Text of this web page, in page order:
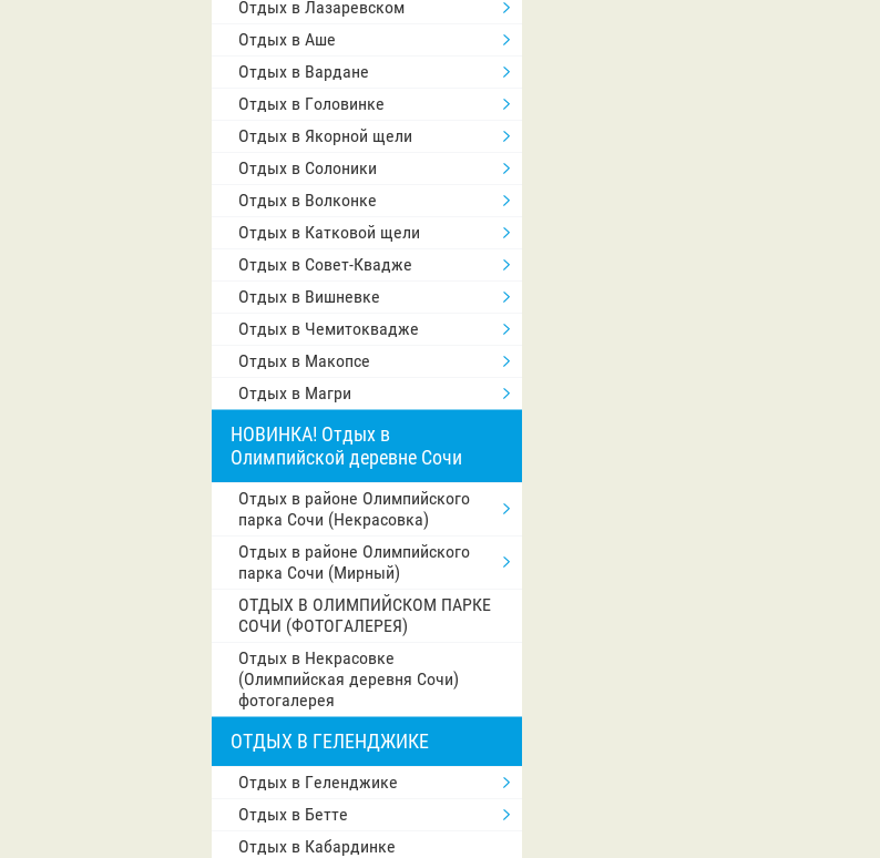
Отдых в Лазаревском
Отдых в Аше
Отдых в Вардане
Отдых в Головинке
Отдых в Якорной щели
Отдых в Солоники
Отдых в Волконке
Отдых в Катковой щели
Отдых в Совет-Квадже
Отдых в Вишневке
Отдых в Чемитоквадже
Отдых в Макопсе
Отдых в Магри
НОВИНКА! Отдых в
Олимпийской деревне Сочи
Отдых в районе Олимпийского
парка Сочи (Некрасовка)
Отдых в районе Олимпийского
парка Сочи (Мирный)
ОТДЫХ В ОЛИМПИЙСКОМ ПАРКЕ
СОЧИ (ФОТОГАЛЕРЕЯ)
Отдых в Некрасовке
(Олимпийская деревня Сочи)
фотогалерея
ОТДЫХ В ГЕЛЕНДЖИКЕ
Отдых в Геленджике
Отдых в Бетте
Отдых в Кабардинке